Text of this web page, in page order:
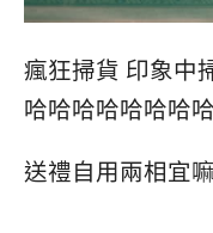
瘋狂掃貨 印象中
哈哈哈哈哈哈哈
送禮自用兩相宜